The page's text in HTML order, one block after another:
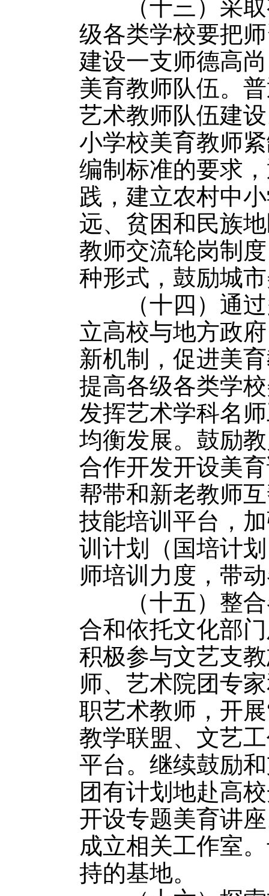
（十三）采取
级各类学校要把
建设一支师德高
美育教师队伍。
艺术教师队伍建
小学校美育教师
编制标准的要求
践，建立农村中
远、贫困和民族
教师交流轮岗制
种形式，鼓励城
（十四）通过
立高校与地方政
新机制，促进美
提高各级各类学
发挥艺术学科名
均衡发展。鼓励
合作开发开设美
帮带和新老教师
技能培训平台，
训计划（国培计
师培训力度，带
（十五）整合
合和依托文化部
积极参与文艺支
师、艺术院团专
职艺术教师，开
教学联盟、文艺
平台。继续鼓励
团有计划地赴高
开设专题美育讲
成立相关工作室
持的基地。